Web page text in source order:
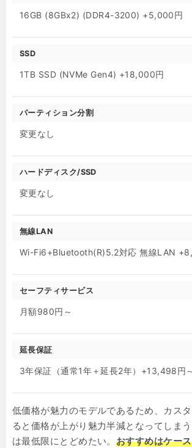
16GB (8GBx2) (DDR4-3200) +5,000円
SSD
1TB SSD (NVMe Gen4) +18,000円
パーティション分割
変更なし
ハードディスク/SSD
変更なし
無線LAN
Wi-Fi6+Bluetooth(R)5.2対応 無線LAN
セーフティサービス
月額980円～
延長保証
3年保証（通常1年＋延長2年）+13,498円～
低価格が魅力のモデルであるため、カス
ると価格が上がり魅力半減となってしま
は最低限にとどめたい。 おすすめはケー